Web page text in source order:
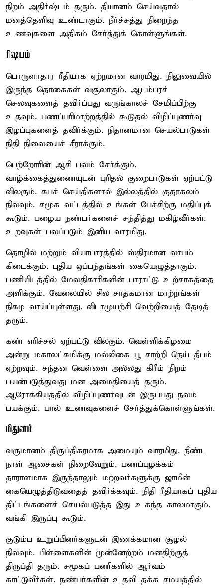
நிறம் அதிர்ஷ்டம் தரும். தியானம் செய்வதால்
மனத்தெளிவு உண்டாகும். நீர்ச்சத்து நிறைந்த
உணவுகளை அதிகம் சேர்த்துக் கொள்ளுங்கள்.
ரிஷபம்
பொருளாதார ரீதியாக ஏற்றமான வாரமிது. நிலுவையில்
இருந்த தொகைகள் வசூலாகும். ஆடம்பரச்
செலவுகளைத் தவிர்ப்பது வருங்காலச் சேமிப்பிற்கு
உதவும். பணப்பரிமாற்றத்தில் கூடுதல் விழிப்புணர்வு
இழப்புகளைத் தவிர்க்கும். நிதானமான செயல்பாடுகள்
நிதி நிலையைச் சீராக்கும்.
பெற்றோரின் ஆசி பலம் சேர்க்கும்.
வாழ்க்கைத்துணையுடன் புரிதல் குறைபாடுகள் ஏற்பட்டு
விலகும். சுபச் செய்திகளால் இல்லத்தில் குதூகலம்
நிலவும். சமூக வட்டத்தில் உங்கள் பேச்சிற்கு மதிப்புக்
கூடும். பழைய நண்பர்களைச் சந்தித்து மகிழ்வீர்கள்.
உறவுகள் பலப்படும் இனிய வாரமிது.
தொழில் மற்றும் வியாபாரத்தில் ஸ்திரமான லாபம்
கிடைக்கும். புதிய ஒப்பந்தங்கள் கையெழுத்தாகும்.
பணியிடத்தில் மேலதிகாரிகளின் பாராட்டு உற்சாகத்தை
அளிக்கும். வேலையில் சில சாதகமான மாற்றங்கள்
நிகழ வாய்ப்புள்ளது. விடாமுயற்சி வெற்றியைத் தேடித்
தரும்.
கண் எரிச்சல் ஏற்பட்டு விலகும். வெள்ளிக்கிழமை
அன்று மகாலட்சுமிக்கு மல்லிகை பூ சாற்றி நெய் தீபம்
ஏற்றவும். சந்தன வெள்ளை அல்லது கிரீம் நிறம்
பயன்படுத்துவது மன அமைதியைத் தரும்.
ஆரோக்கியத்தில் விழிப்புணர்வுடன் இருப்பது நலம்
பயக்கும். பால் உணவுகளைச் சேர்த்துக்கொள்ளுங்கள்.
மிதுனம்
வருமானம் திருப்திகரமாக அமையும் வாரமிது. நீண்ட
நாள் ஆசைகள் நிறைவேறும். பணப்புழக்கம்
தாராளமாக இருந்தாலும் மற்றவர்களுக்கு ஜாமீன்
கையெழுத்திடுவதைத் தவிர்க்கவும். நிதி ரீதியாகப் புதிய
திட்டங்களைச் செயல்படுத்த இது உகந்த காலமாகும்.
வங்கி இருப்பு கூடும்.
குடும்ப உறுப்பினர்களுடன் இணக்கமான சூழல்
நிலவும். பிள்ளைகளின் முன்னேற்றம் மனதிற்குத்
திருப்தி தரும். சமூகப் பணிகளில் ஆர்வம்
காட்டுவீர்கள். நண்பர்களின் உதவி தக்க சமயத்தில்